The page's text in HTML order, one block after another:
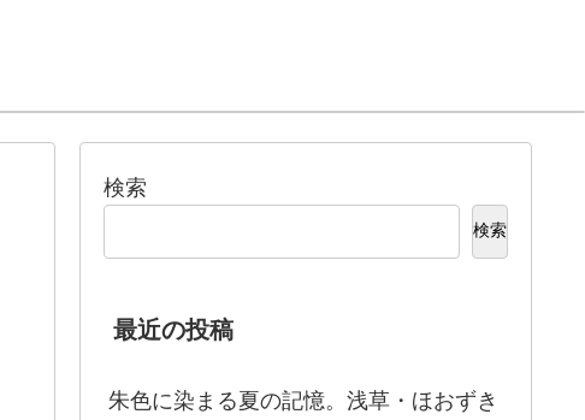
検索
検索
最近の投稿
朱色に染まる夏の記憶。浅草・ほおずき